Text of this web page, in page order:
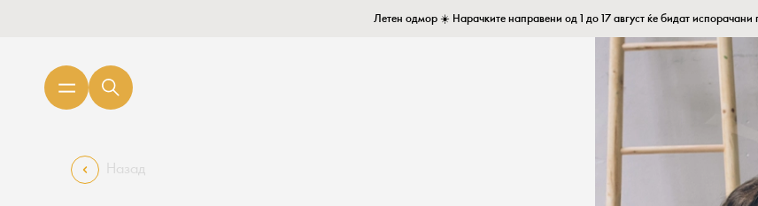
Летен одмор ☀️ Нарачките направени од 1 до 17 август ќе бидат испорачани
Назад